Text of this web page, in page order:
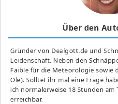
Über den
Gründer von Dealgott.de und
Leidenschaft. Neben den
Fai­ble für die Meteorologie sowie
Ole). Solltet ihr mal eine Frage
ich normalerweise 18 Stunden am
erreichbar.